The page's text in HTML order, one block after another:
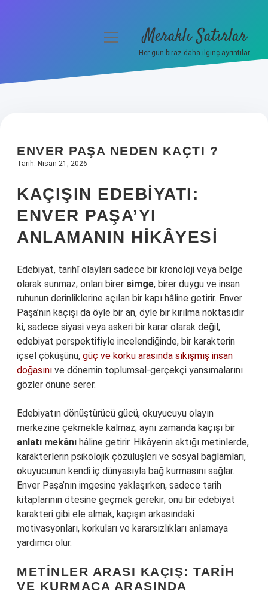
Hakkımızda
menüyü
Meraklı Satırlar
Her gün biraz daha ilginç ayrıntılar.
ENVER PAŞA NEDEN KAÇTI ?
Tarih: Nisan 21, 2026
KAÇIŞIN EDEBIYATI:
ENVER PAŞA’YI
ANLAMANIN HIKÂYESI
Edebiyat, tarihî olayları sadece bir kronoloji veya belge
olarak sunmaz; onları birer simge, birer duygu ve insan
ruhunun derinliklerine açılan bir kapı hâline getirir. Enver
Paşa’nın kaçışı da öyle bir an, öyle bir kırılma noktasıdır
ki, sadece siyasi veya askeri bir karar olarak değil,
edebiyat perspektifiyle incelendiğinde, bir karakterin
içsel çöküşünü, güç ve korku arasında sıkışmış insan
doğasını ve dönemin toplumsal-gerçekçi yansımalarını
gözler önüne serer.
Edebiyatın dönüştürücü gücü, okuyucuyu olayın
merkezine çekmekle kalmaz; aynı zamanda kaçışı bir
anlatı mekânı hâline getirir. Hikâyenin aktığı metinlerde,
karakterlerin psikolojik çözülüşleri ve sosyal bağlamları,
okuyucunun kendi iç dünyasıyla bağ kurmasını sağlar.
Enver Paşa’nın imgesine yaklaşırken, sadece tarih
kitaplarının ötesine geçmek gerekir; onu bir edebiyat
karakteri gibi ele almak, kaçışın arkasındaki
motivasyonları, korkuları ve kararsızlıkları anlamaya
yardımcı olur.
METINLER ARASI KAÇIŞ: TARIH
VE KURMACA ARASINDA